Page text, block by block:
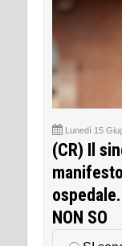
Lunedì 15
(CR) Il
NON SO